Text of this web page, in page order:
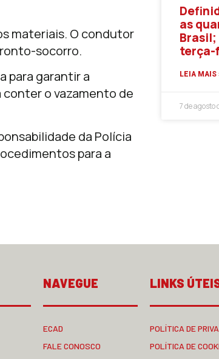
materiais. O condutor
socorro.
para garantir a
o vazamento de
da Polícia
para a
as
terça-
LEIA MAIS
7 de agosto
NAVEGUE
ECAD
FALE CONOSCO
LINKS
POLÍTICA DE
POLÍTICA DE